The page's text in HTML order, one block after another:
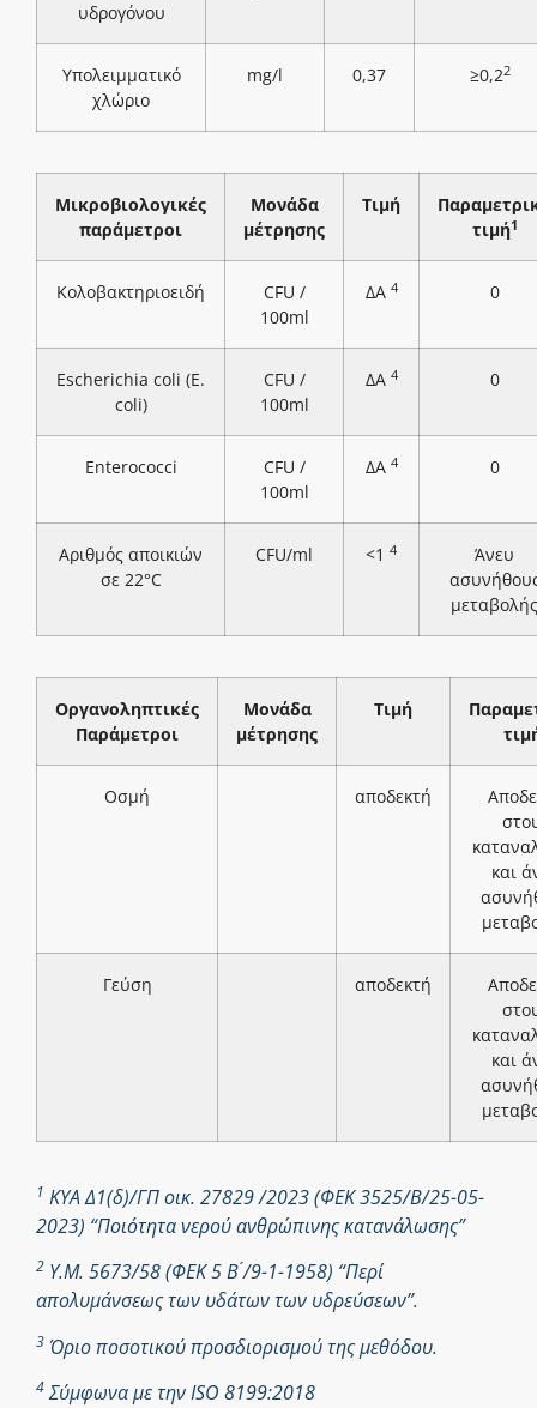
υδρογόνου
Υπολειμματικό
χλώριο
mg/l 0,37 ≥0,22
Μικροβιολογικές
παράμετροι
Μονάδα
μέτρησης
Τιμή
τιμή1
Κολοβακτηριοειδή
CFU /
100ml
ΔΑ 4 0
Escherichia coli (E.
coli)
CFU /
100ml
ΔΑ 4 0
Enterococci
CFU /
100ml
ΔΑ 4 0
Αριθμός αποικιών
σε 22°C
CFU/ml <1 4
Άνευ
μεταβολής
Οργανοληπτικές
Παράμετροι
Μονάδα
μέτρησης
Τιμή
Οσμή αποδεκτή
και
Γεύση αποδεκτή
και
1 ΚΥΑ Δ1(δ)/ΓΠ οικ. 27829 /2023 (ΦΕΚ 3525/Β/25-05-
2023) “Ποιότητα νερού ανθρώπινης κατανάλωσης”
2 Υ.Μ. 5673/58 (ΦΕΚ 5 Β ́/9-1-1958) “Περί
απολυμάνσεως των υδάτων των υδρεύσεων”.
3 Όριο ποσοτικού προσδιορισμού της μεθόδου.
4Σύμφωνα με την ISO 8199:2018